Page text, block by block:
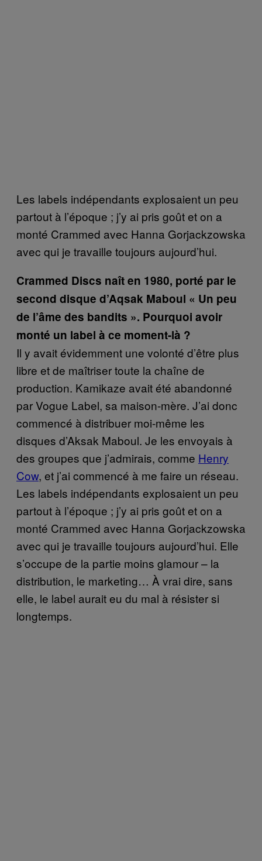
Les labels indépendants explosaient un peu
partout à l’époque ; j’y ai pris goût et on a
monté Crammed avec Hanna Gorjackzowska
avec qui je travaille toujours aujourd’hui.
Crammed Discs naît en 1980, porté par le
second disque d’Aqsak Maboul « Un peu
de l’âme des bandits ». Pourquoi avoir
monté un label à ce moment-là ?
Il y avait évidemment une volonté d’être plus
libre et de maîtriser toute la chaîne de
production. Kamikaze avait été abandonné
par Vogue Label, sa maison-mère. J’ai donc
commencé à distribuer moi-même les
disques d’Aksak Maboul. Je les envoyais à
des groupes que j’admirais, comme Henry
Cow, et j’ai commencé à me faire un réseau.
Les labels indépendants explosaient un peu
partout à l’époque ; j’y ai pris goût et on a
monté Crammed avec Hanna Gorjackzowska
avec qui je travaille toujours aujourd’hui. Elle
s’occupe de la partie moins glamour – la
distribution, le marketing… À vrai dire, sans
elle, le label aurait eu du mal à résister si
longtemps.